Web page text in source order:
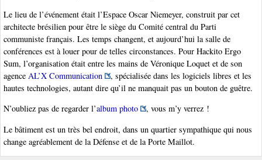
Le lieu de l’événement était l’Espace Oscar Niemeyer, construit par cet
architecte brésilien pour être le siège du Comité central du Parti
communiste français. Les temps changent, et aujourd’hui la salle de
conférences est à louer pour de telles circonstances. Pour Hackito Ergo
Sum, l’organisation était entre les mains de Véronique Loquet et de son
agence AL’X Communication
, spécialisée dans les logiciels libres et les
hautes technologies, autant dire qu’il ne manquait pas un bouton de guêtre.
N’oubliez pas de regarder l’album photo
, vous m’y verrez !
Le bâtiment est un très bel endroit, dans un quartier sympathique qui nous
change agréablement de la Défense et de la Porte Maillot.